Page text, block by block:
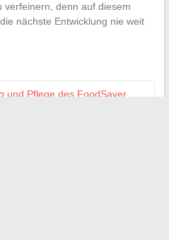
verfeinern, denn auf diesem
nächste Entwicklung nie weit
und Pflege des FoodSaver